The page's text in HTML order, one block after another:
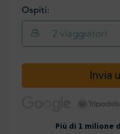
Ospiti:
2 viaggiatori
Invia
Più di 1 milione